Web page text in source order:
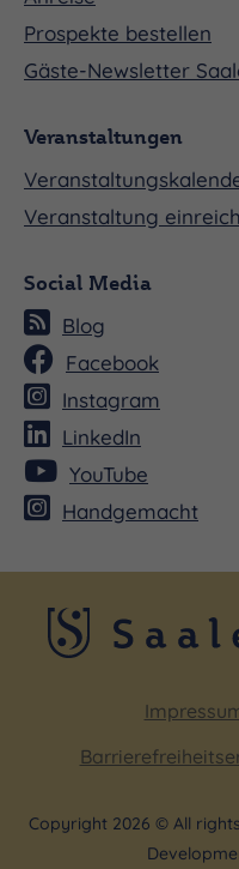
Prospekte bestellen
Gäste-Newsletter
Veranstaltungen
Veranstaltung
Social Media
Blog
Facebook
Instagram
LinkedIn
YouTube
Handgemacht
Copyright 2026 © All